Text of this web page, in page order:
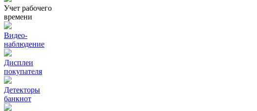
Учет рабочего
времени
Видео‑
наблюдение
Дисплеи
покупателя
Детекторы
банкнот